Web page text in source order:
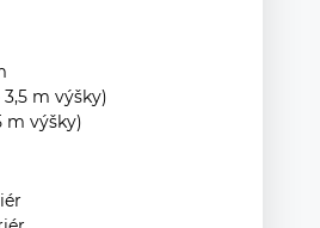
m výšky)
m výšky)